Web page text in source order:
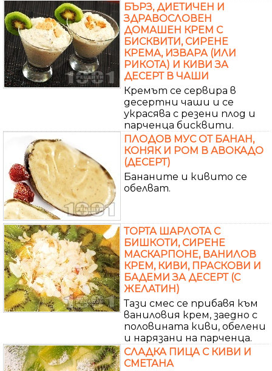
БЪРЗ, ДИЕТИЧЕН И
ЗДРАВОСЛОВЕН
ДОМАШЕН КРЕМ С
БИСКВИТИ, СИРЕНЕ
КРЕМА, ИЗВАРА (ИЛИ
РИКОТА) И КИВИ ЗА
ДЕСЕРТ В ЧАШИ
Кремът се сервира в
десертни чаши и се
украсява с резени плод и
парченца бисквити.
ПЛОДОВ МУС ОТ БАНАН,
КОНЯК И РОМ В АВОКАДО
(ДЕСЕРТ)
Бананите и кивито се
обелват.
ТОРТА ШАРЛОТА С
БИШКОТИ, СИРЕНЕ
МАСКАРПОНЕ, ВАНИЛОВ
КРЕМ, КИВИ, ПРАСКОВИ И
БАДЕМИ ЗА ДЕСЕРТ (С
ЖЕЛАТИН)
Тази смес се прибавя към
ваниловия крем, заедно с
половината киви, обелени
и нарязани на парченца.
СЛАДКА ПИЦА С КИВИ И
СМЕТАНА